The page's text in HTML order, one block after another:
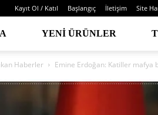
Kayıt Ol / Katıl Başlangıç İletişim Site
YENI ÜRÜNLER
Haberler Emine Erdoğan: Katiller mafya